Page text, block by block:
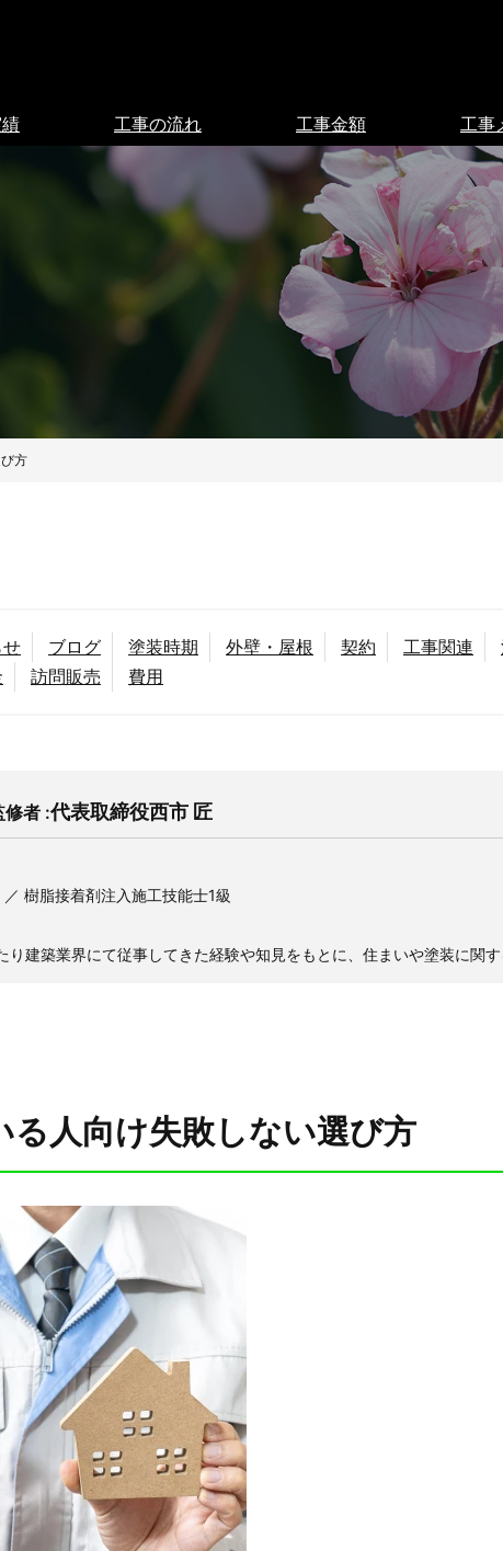
工事の流れ 工事金額 工事
方
ブログ 塗装時期 外壁・屋根 契約 工事関連
訪問販売 費用
修者 :代表取締役西市 匠
樹脂接着剤注入施工技能士1級
り建築業界にて従事してきた経験や知見をもとに、住まいや塗装に関す
る人向け失敗しない選び方